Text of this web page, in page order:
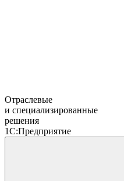
Отраслевые
и специализированные
решения
1С:Предприятие